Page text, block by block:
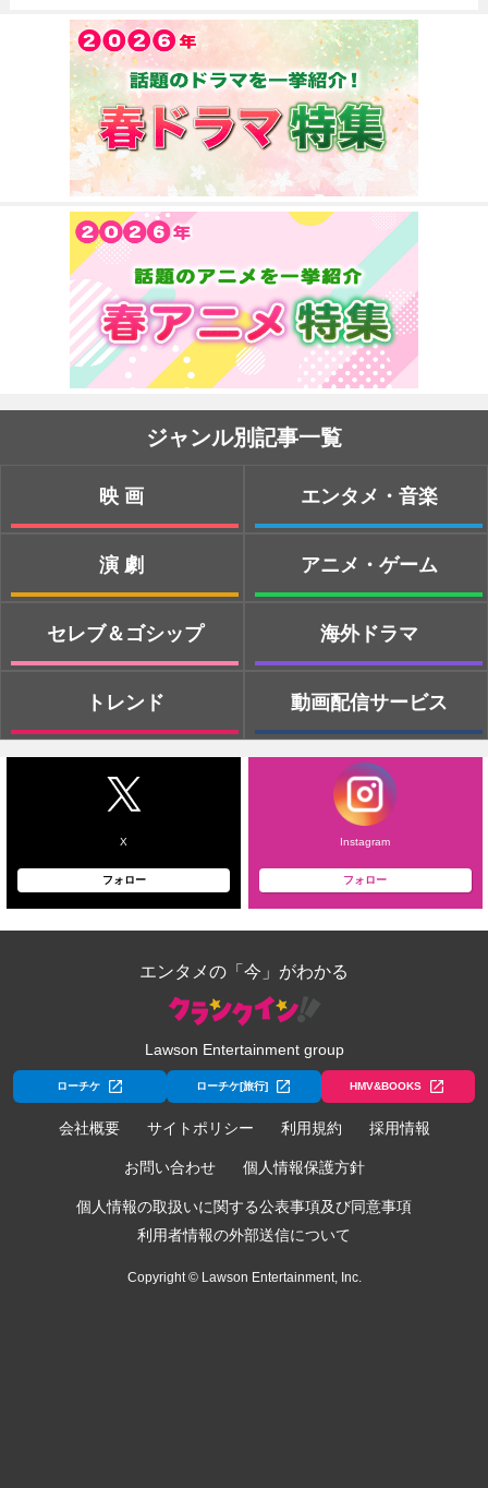
ジャンル別記事一覧
映画
演劇
セレブ＆ゴシップ
トレンド
エンタメ・音楽
アニメ・ゲーム
海外ドラマ
動画配信サービス
X
フォロー
Instagram
フォロー
エンタメの「今」がわかる
Lawson Entertainment group
ローチケ ローチケ[旅行] HMV&BOOKS
会社概要 サイトポリシー 利用規約 採用情報
お問い合わせ 個人情報保護方針
個人情報の取扱いに関する公表事項及び同意事項
利用者情報の外部送信について
Copyright © Lawson Entertainment, Inc.